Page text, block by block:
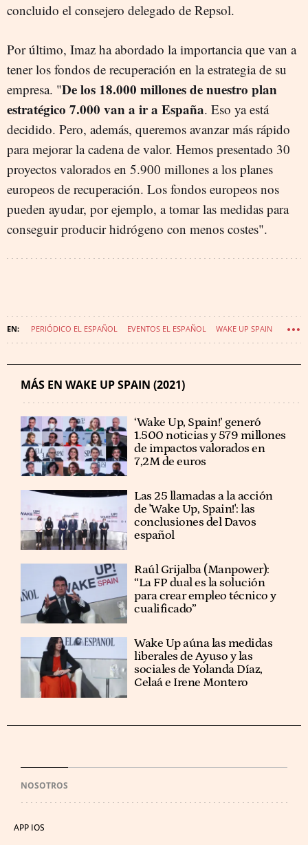
concluido el consejero delegado de Repsol.
Por último, Imaz ha abordado la importancia que van a
tener los fondos de recuperación en la estrategia de su
empresa. "De los 18.000 millones de nuestro plan
estratégico 7.000 van a ir a España. Eso ya está
decidido. Pero, además, queremos avanzar más rápido
para mejorar la cadena de valor. Hemos presentado 30
proyectos valorados en 5.900 millones a los planes
europeos de recuperación. Los fondos europeos nos
pueden ayudar, por ejemplo, a tomar las medidas para
conseguir producir hidrógeno con menos costes".
PERIÓDICO EL ESPAÑOL EVENTOS EL ESPAÑOL WAKE UP SPAIN
MÁS EN WAKE UP SPAIN (2021)
‘Wake Up, Spain!’ generó
1.500 noticias y 579 millones
de impactos valorados en
7,2M de euros
Las 25 llamadas a la acción
de 'Wake Up, Spain!': las
conclusiones del Davos
español
Raúl Grijalba (Manpower):
“La FP dual es la solución
para crear empleo técnico y
cualificado”
Wake Up aúna las medidas
liberales de Ayuso y las
sociales de Yolanda Díaz,
Celaá e Irene Montero
NOSOTROS
APP IOS